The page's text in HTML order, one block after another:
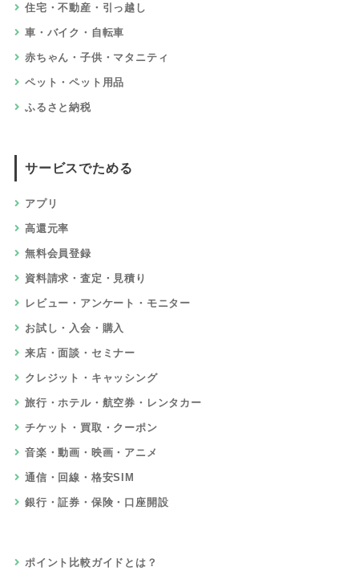
住宅・不動産・引っ越し
車・バイク・自転車
赤ちゃん・子供・マタニティ
ペット・ペット用品
ふるさと納税
サービスでためる
アプリ
高還元率
無料会員登録
資料請求・査定・見積り
レビュー・アンケート・モニター
お試し・入会・購入
来店・面談・セミナー
クレジット・キャッシング
旅行・ホテル・航空券・レンタカー
チケット・買取・クーポン
音楽・動画・映画・アニメ
通信・回線・格安SIM
銀行・証券・保険・口座開設
ポイント比較ガイドとは？